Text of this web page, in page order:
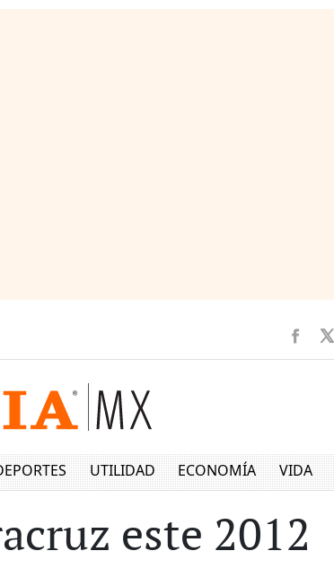
UTILIDAD ECONOMÍA VIDA
este 2012